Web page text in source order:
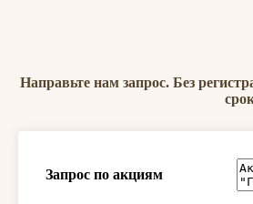
Направьте нам запрос. Без
Запрос по акциям